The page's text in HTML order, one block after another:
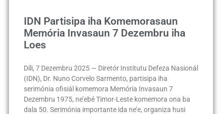
IDN Partisipa iha Komemorasaun
Memória Invasaun 7 Dezembru iha
Loes
Díli, 7 Dezembru 2025 — Diretór Institutu Defeza Nasionál
(IDN), Dr. Nuno Corvelo Sarmento, partisipa iha
serimónia ofisiál komemora Memória Invasaun 7
Dezembru 1975, ne’ebé Timor-Leste komemora ona ba
dala 50. Serimónia importante ida ne’e, organiza husi